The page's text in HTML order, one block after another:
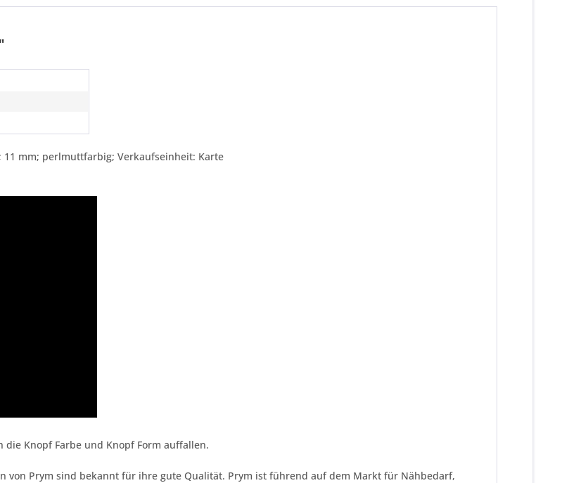
mm; perlmuttfarbig; Verkaufseinheit: Karte
Knopf Farbe und Knopf Form auffallen.
von Prym sind bekannt für ihre gute Qualität. Prym ist führend auf dem Markt für Nähbedarf,